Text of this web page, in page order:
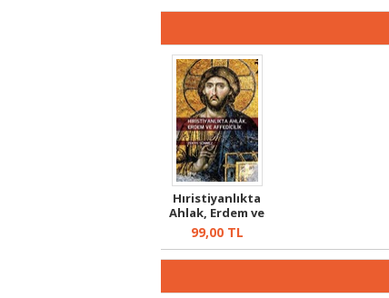
Hıristiyanlıkta
Ahlak, Erdem ve
Affedici...
99,00TL